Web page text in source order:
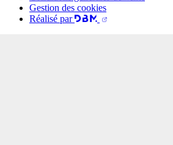
Gestion des cookies
Réalisé par